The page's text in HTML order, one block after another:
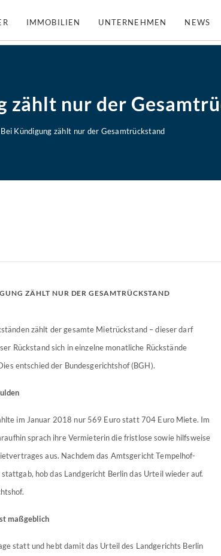
IMMOBILIEN UNTERNEHMEN NEWS
zählt nur der
Kündigung zählt nur der Gesamtrückstand
ZÄHLT NUR DER GESAMTRÜCKSTAND
zählt der gesamte Mietrückstand – dieser darf
Rückstand sich in einzelne monatliche Rückstände
entschied der Bundesgerichtshof (BGH).
im Januar 2018 nur 569 Euro statt 704 Euro Miete. Im
sprach ihre Vermieterin die fristlose sowie hilfsweise
aus. Nachdem das Amtsgericht Tempelhof-
hob das Landgericht Berlin das Urteil wieder auf.
maßgeblich
statt und hebt damit das Urteil des Landgerichts Berlin